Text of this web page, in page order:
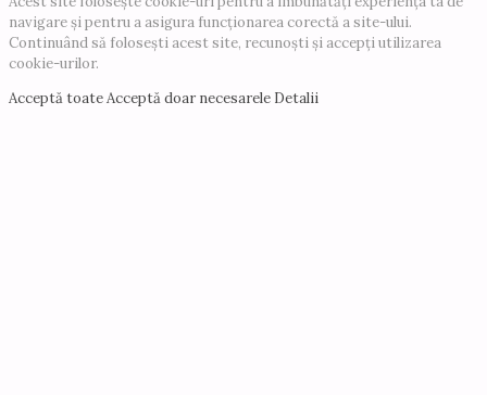
navigare și pentru a asigura funcționarea corectă a site-ului.
Continuând să folosești acest site, recunoști și accepți utilizarea
cookie-urilor.
Acceptă toateAcceptă doar necesarele Detalii